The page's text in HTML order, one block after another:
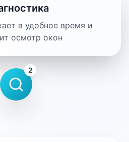
в удобное время и
осмотр окон
2